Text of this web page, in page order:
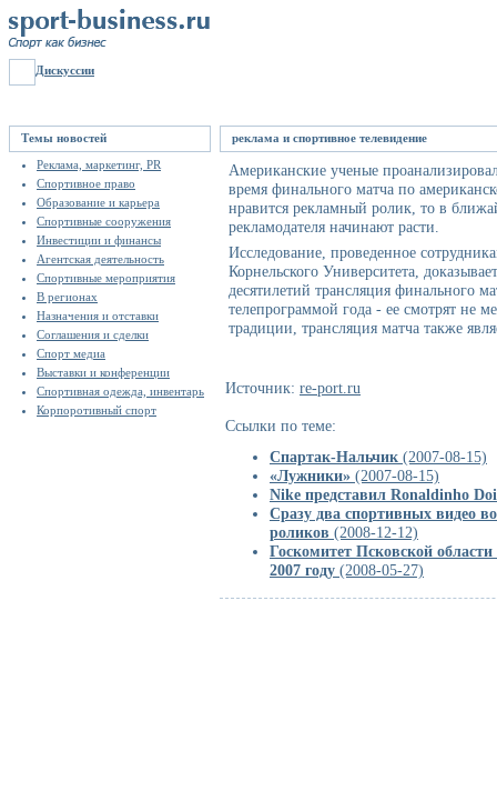
Дискуссии
Темы новостей
Реклама, маркетинг, PR
Спортивное право
Образование и карьера
Спортивные сооружения
Инвестиции и финансы
Агентская деятельность
Спортивные мероприятия
В регионах
Назначения и отставки
Соглашения и сделки
Спорт медиа
Выставки и конференции
Спортивная одежда, инвентарь
Корпоротивный спорт
реклама и спортивное телевидение
Американские ученые
время финального матча по
нравится рекламный ролик, то в
рекламодателя начинают расти.
Исследование, проведенное
Корнельского Университета,
десятилетий трансляция финального
телепрограммой года - ее смотрят не
традиции, трансляция матча также
Источник: re-port.ru
Ссылки по теме:
Спартак-Нальчик (2007-08-15)
«Лужники» (2007-08-15)
Nike представил Ronaldinho
Сразу два спортивных видео
роликов (2008-12-12)
Госкомитет Псковской
2007 году (2008-05-27)